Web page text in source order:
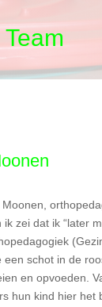
Team
ik zei dat ik “later
een schot in de
en opvoeden.
hun kind hier het